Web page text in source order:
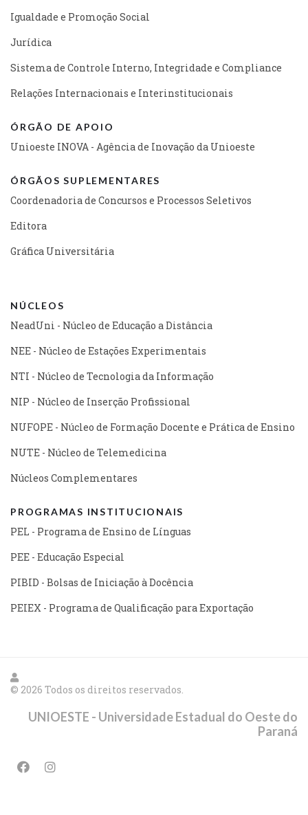
Igualdade e Promoção Social
Jurídica
Sistema de Controle Interno, Integridade e Compliance
Relações Internacionais e Interinstitucionais
ÓRGÃO DE APOIO
Unioeste INOVA - Agência de Inovação da Unioeste
ÓRGÃOS SUPLEMENTARES
Coordenadoria de Concursos e Processos Seletivos
Editora
Gráfica Universitária
NÚCLEOS
NeadUni - Núcleo de Educação a Distância
NEE - Núcleo de Estações Experimentais
NTI - Núcleo de Tecnologia da Informação
NIP - Núcleo de Inserção Profissional
NUFOPE - Núcleo de Formação Docente e Prática de Ensino
NUTE - Núcleo de Telemedicina
Núcleos Complementares
PROGRAMAS INSTITUCIONAIS
PEL - Programa de Ensino de Línguas
PEE - Educação Especial
PIBID - Bolsas de Iniciação à Docência
PEIEX - Programa de Qualificação para Exportação
© 2026 Todos os direitos reservados.
UNIOESTE - Universidade Estadual do Oeste do
Paraná